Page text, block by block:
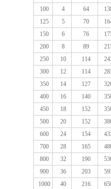
100
4 64
125
5 70
150
6 76
200
8 89
250
10 114
300
12 114
350
14 127
400
16 140
450
18 152
500
20 152
600
24 154
700
28 165
800
32 190
900
36 203
1000
40 216